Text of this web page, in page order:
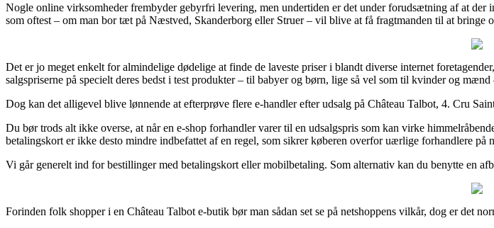
Nogle online virksomheder frembyder gebyrfri levering, men undertiden er det under forudsætning af at
som oftest – om man bor tæt på Næstved, Skanderborg eller Struer – vil blive at få fragtmanden til at bringe
Det er jo meget enkelt for almindelige dødelige at finde de laveste priser i blandt diverse internet
salgspriserne på specielt deres bedst i test produkter – til babyer og børn, lige så vel som til kvinder og
Dog kan det alligevel blive lønnende at efterprøve flere e-handler efter udsalg på Château Talbot, 4. Cru
Du bør trods alt ikke overse, at når en e-shop forhandler varer til en udsalgspris som kan virke
betalingskort er ikke desto mindre indbefattet af en regel, som sikrer køberen overfor uærlige forhandlere på
Vi går generelt ind for bestillinger med betalingskort eller mobilbetaling. Som alternativ kan du benytte en
Forinden folk shopper i en Château Talbot e-butik bør man sådan set se på netshoppens vilkår, dog er det